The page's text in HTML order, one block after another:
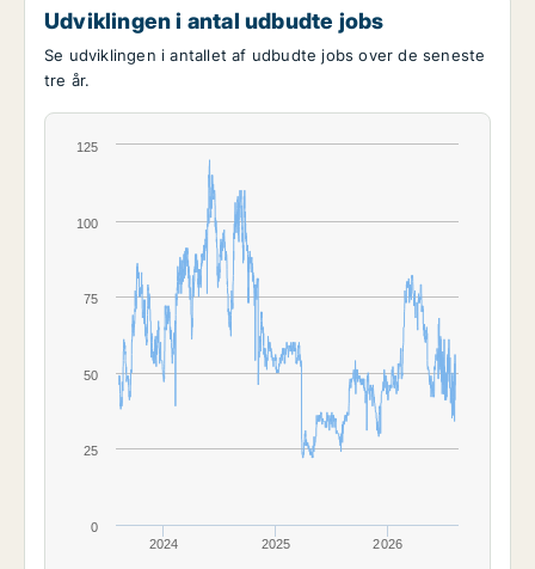
Udviklingen i antal udbudte jobs
Se udviklingen i antallet af udbudte jobs over de seneste
tre år.
2024 2025 2026
0
100
25
50
75
125